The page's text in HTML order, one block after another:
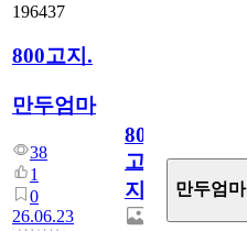
196437
800고지.
만두엄마
38
1
0
26.06.23
800
고
지.
만두엄마